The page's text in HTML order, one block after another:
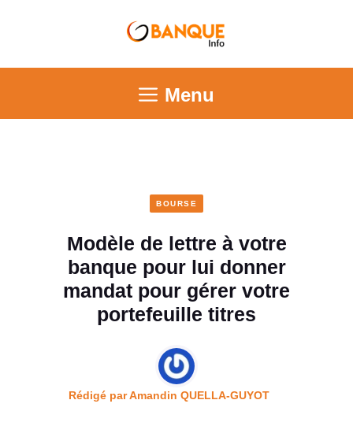
Menu
BOURSE
Modèle de lettre à votre
banque pour lui donner
mandat pour gérer votre
portefeuille titres
Rédigé parAmandin QUELLA-GUYOT